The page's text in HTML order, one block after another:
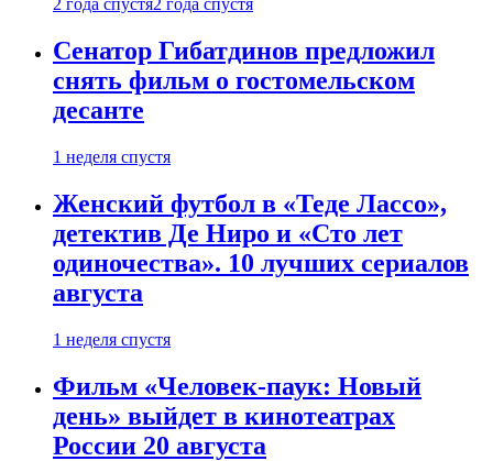
2 года спустя2 года спустя
Сенатор Гибатдинов предложил
снять фильм о гостомельском
десанте
1 неделя спустя
Женский футбол в «Теде Лассо»,
детектив Де Ниро и «Сто лет
одиночества». 10 лучших сериалов
августа
1 неделя спустя
Фильм «Человек-паук: Новый
день» выйдет в кинотеатрах
России 20 августа